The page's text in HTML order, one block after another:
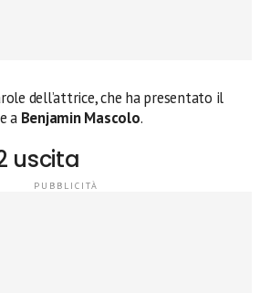
dell’attrice, che ha presentato il
a Benjamin Mascolo.
uscita